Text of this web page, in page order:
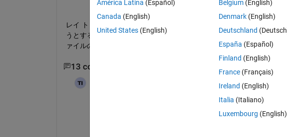
レイ トレーシングを使用した都市のリンクとカバレッジの解析の例
うとする際、建物情報が読み込まれていないのか結果がきちんと出力
ァイルの読み込ませ方などがあればご教示お願い致します。
13 comentarios
siteviwer  だけで実行したときは地球儀表示されますし勝手
América Latina (Español)
Canada (English)
United States (English)
Belgium (English)
Denmark (English)
Deutschland
España (Español)
Finland (English)
France (Français)
Ireland (English)
Italia (Italiano)
Luxembourg (English)